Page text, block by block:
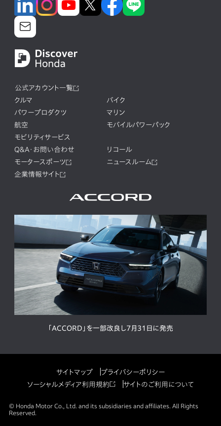
公式アカウント一覧
クルマ
バイク
パワープロダクツ
マリン
航空
モバイルパワーパック
モビリティサービス
Q&A・お問い合わせ
リコール
モータースポーツ
ニュースルーム
企業情報サイト
「ACCORD」を一部改良し7月31日に発売
サイトマップ
プライバシーポリシー
ソーシャルメディア利用規約
サイトのご利用について
© Honda Motor Co., Ltd. and its subsidiaries and affiliates. All Rights
Reserved.